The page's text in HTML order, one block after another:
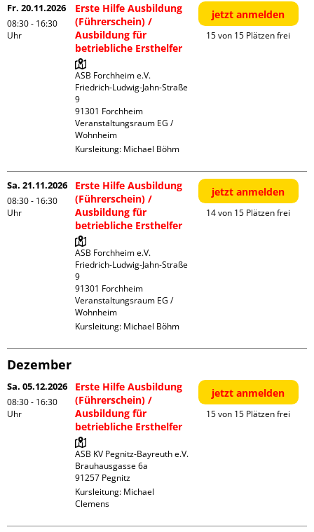
Fr. 20.11.2026
08:30 - 16:30
Uhr
Erste Hilfe Ausbildung
(Führerschein) /
Ausbildung für
betriebliche Ersthelfer
ASB Forchheim e.V.
Friedrich-Ludwig-Jahn-Straße
9
91301 Forchheim
Veranstaltungsraum EG /
Wohnheim
Kursleitung: Michael Böhm
jetzt anmelden
15 von 15 Plätzen frei
Sa. 21.11.2026
08:30 - 16:30
Uhr
Erste Hilfe Ausbildung
(Führerschein) /
Ausbildung für
betriebliche Ersthelfer
ASB Forchheim e.V.
Friedrich-Ludwig-Jahn-Straße
9
91301 Forchheim
Veranstaltungsraum EG /
Wohnheim
Kursleitung: Michael Böhm
jetzt anmelden
14 von 15 Plätzen frei
Dezember
Sa. 05.12.2026
08:30 - 16:30
Uhr
Erste Hilfe Ausbildung
(Führerschein) /
Ausbildung für
betriebliche Ersthelfer
ASB KV Pegnitz-Bayreuth e.V.
Brauhausgasse 6a
Kursleitung: Michael
Clemens
jetzt anmelden
15 von 15 Plätzen frei